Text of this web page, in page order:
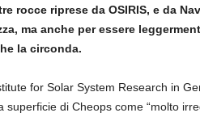
rocce riprese da OSIRIS, e da
ma anche per essere
la circonda.
for Solar System Research in
superficie di Cheops come “molto